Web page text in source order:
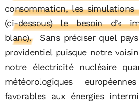
consommation, les simulations
(ci-dessous) le besoin d’«
blanc).
Sans préciser quel
providentiel puisque notre
notre électricité nucléaire
météorologiques
favorables aux énergies